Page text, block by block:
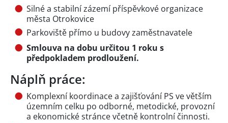
Silné a stabilní zázemí příspěvkové organizace
města Otrokovice
Parkoviště přímo u budovy zaměstnavatele
Smlouva na dobu určitou 1 roku s
předpokladem prodloužení.
Náplň práce:
Komplexní koordinace a zajišťování PS ve větším
územním celku po odborné, metodické, provozní
a ekonomické stránce včetně kontrolní činnosti.